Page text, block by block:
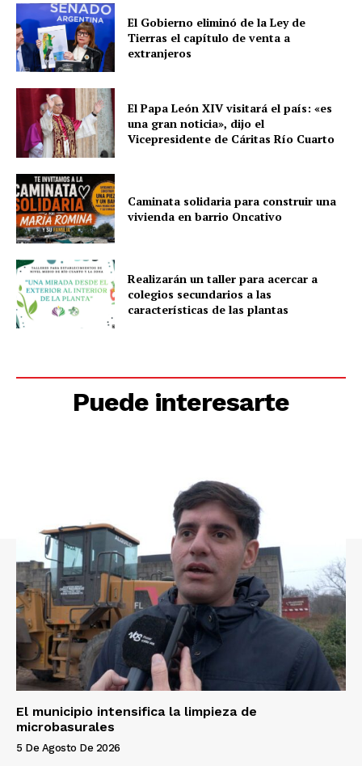
u
d
i
o
El Gobierno eliminó de la Ley de
Tierras el capítulo de venta a
extranjeros
El Papa León XIV visitará el país: «es
una gran noticia», dijo el
Vicepresidente de Cáritas Río Cuarto
Caminata solidaria para construir una
vivienda en barrio Oncativo
Realizarán un taller para acercar a
colegios secundarios a las
características de las plantas
Puede interesarte
El municipio intensifica la limpieza de
microbasurales
5 De Agosto De 2026